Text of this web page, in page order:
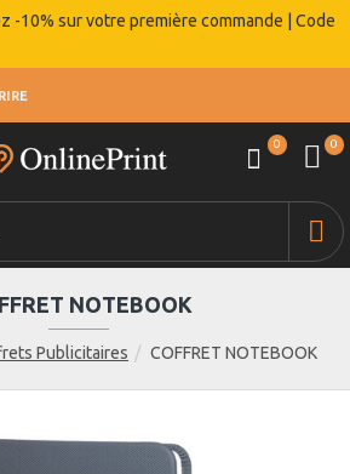
-10% sur votre première commande | Code
0 0
Publicitaires COFFRET NOTEBOOK
NOTEBOOK